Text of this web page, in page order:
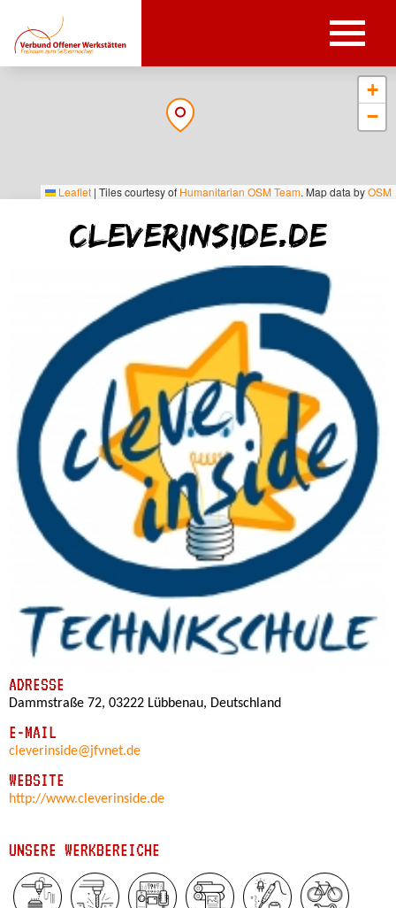
+
−
Leaflet | Tiles courtesy of Humanitarian OSM Team. Map data byOSM
cleverinside.de
ADRESSE
Dammstraße 72, 03222 Lübbenau, Deutschland
E-MAIL
cleverinside@jfvnet.de
WEBSITE
http://www.cleverinside.de
UNSERE WERKBEREICHE